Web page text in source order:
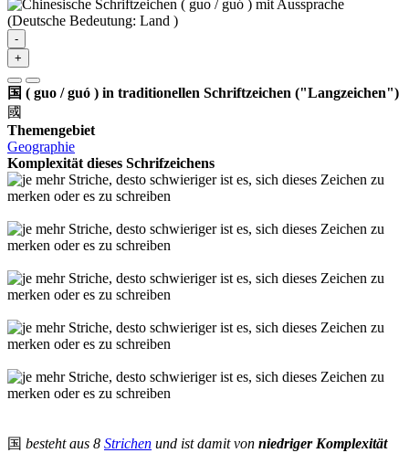
-
+
国 ( guo / guó ) in traditionellen Schriftzeichen ("Langzeichen")
國
Themengebiet
Geographie
Komplexität dieses Schrifzeichens
国 besteht aus 8 Strichen und ist damit von niedriger Komplexität